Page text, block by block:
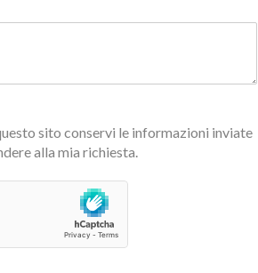
sito conservi le informazioni inviate
alla mia richiesta.